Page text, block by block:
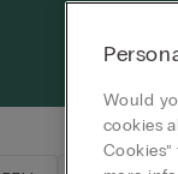
Would
cookies